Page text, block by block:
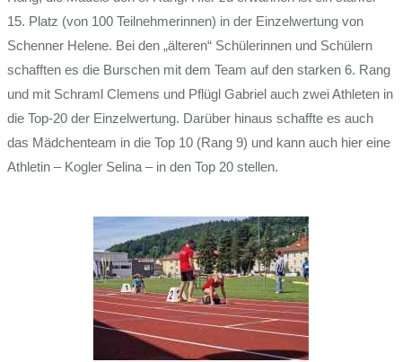
15. Platz (von 100 Teilnehmerinnen) in der Einzelwertung von
Schenner Helene. Bei den „älteren“ Schülerinnen und Schülern
schafften es die Burschen mit dem Team auf den starken 6. Rang
und mit Schraml Clemens und Pflügl Gabriel auch zwei Athleten in
die Top-20 der Einzelwertung. Darüber hinaus schaffte es auch
das Mädchenteam in die Top 10 (Rang 9) und kann auch hier eine
Athletin – Kogler Selina – in den Top 20 stellen.